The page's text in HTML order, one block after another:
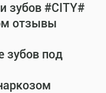
зубов #CITY#
отзывы
зубов под